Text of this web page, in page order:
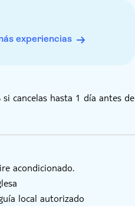
disponibles solo en
son: Panorama, Laguna,
Sheraton, Canopy by
electrónico 24 horas
experiencias
cancelas hasta 1 día antes de
acondicionado.
local autorizado